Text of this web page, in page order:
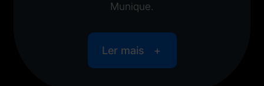
Munique.
Ler mais